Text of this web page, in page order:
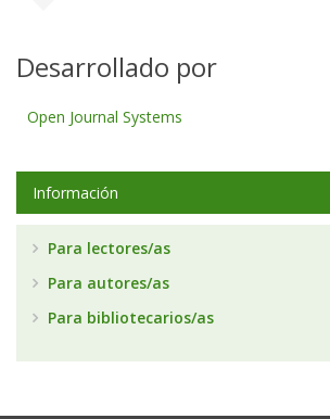
Desarrollado por
Open Journal Systems
Información
Para lectores/as
Para autores/as
Para bibliotecarios/as